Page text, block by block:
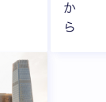
か
ら